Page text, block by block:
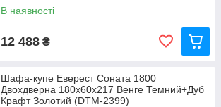
В наявності
12 488 ₴
Шафа-купе Еверест Соната 1800
Двохдверна 180х60х217 Венге Темний+Дуб
Крафт Золотий (DTM-2399)